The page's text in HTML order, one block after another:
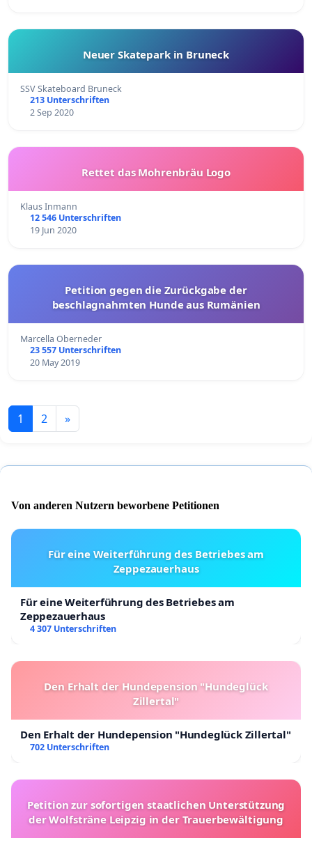
Neuer Skatepark in Bruneck
SSV Skateboard Bruneck
213 Unterschriften
2 Sep 2020
Rettet das Mohrenbräu Logo
Klaus Inmann
12 546 Unterschriften
19 Jun 2020
Petition gegen die Zurückgabe der
beschlagnahmten Hunde aus Rumänien
Marcella Oberneder
23 557 Unterschriften
20 May 2019
1 2 »
Von anderen Nutzern beworbene Petitionen
Für eine Weiterführung des Betriebes am
Zeppezauerhaus
Für eine Weiterführung des Betriebes am
Zeppezauerhaus
4 307 Unterschriften
Den Erhalt der Hundepension "Hundeglück
Zillertal"
Den Erhalt der Hundepension "Hundeglück Zillertal"
702 Unterschriften
Petition zur sofortigen staatlichen Unterstützung
der Wolfsträne Leipzig in der Trauerbewältigung